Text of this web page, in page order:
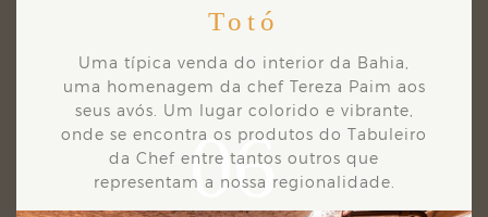
06
Totó
Uma típica venda do interior da Bahia,
uma homenagem da chef Tereza Paim aos
seus avós. Um lugar colorido e vibrante,
onde se encontra os produtos do Tabuleiro
da Chef entre tantos outros que
representam a nossa regionalidade.